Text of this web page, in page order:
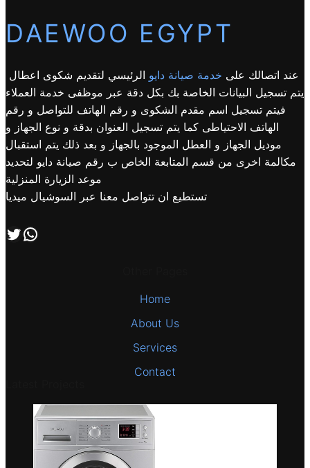
DAEWOO EGYPT
عند اتصالك على خدمة صيانة دايو الرئيسي لتقديم شكوى اعطال
يتم تسجيل البيانات الخاصة بك بكل دقة عبر موظفى خدمة العملاء
فيتم تسجيل اسم مقدم الشكوى و رقم الهاتف للتواصل و رقم
الهاتف الاحتياطى كما يتم تسجيل العنوان بدقة و نوع الجهاز و
موديل الجهاز و العطل الموجود بالجهاز و بعد ذلك يتم استقبال
مكالمة اخرى من قسم المتابعة الخاص ب رقم صيانة دايو لتحديد
موعد الزيارة المنزلية
تستطيع ان تتواصل معنا عبر السوشيال ميديا
تابعنا علي صفحة التويتر اتصل بنا علي طريق الوتساب
Home
About Us
Services
Contact